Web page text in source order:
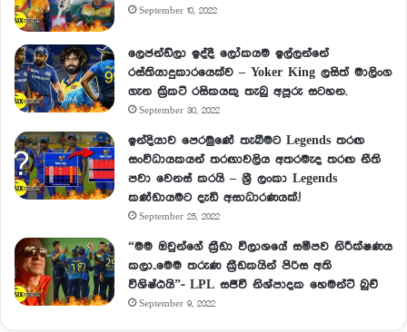
September 10, 2022
ලෙජන්ඩ්ලා ඉද්දී ලෝකයම ඉල්ලන්නේ
රස්තියාදුකාරයෙක්ව – Yoker King ලසිත් මාලිංග
ගැන ක්‍රිකට් රසිකයකු තැබු අපූරු සටහන.
September 30, 2022
ඉන්දියාව පෙරමුණේ තැබීමට Legends තරඟ
සංවිධායකයන් තරඟාවලිය අතරමැද තරඟ නීති
පවා වෙනස් කරයි – ශ්‍රී ලංකා Legends
කණ්ඩායමට දැඩි අසාධාරණයක්.!
September 25, 2022
“මම ඔවුන්ගේ ක්‍රීඩා විලාශයේ සමීපව නිරීක්ෂණය
කලා..මෙම තරුණ ක්‍රීඩකයින් පිරිස අති
විශිෂ්ඨයි”- LPL සජීවී නිශ්පාදක හෙමන්ට් බුච්
September 9, 2022